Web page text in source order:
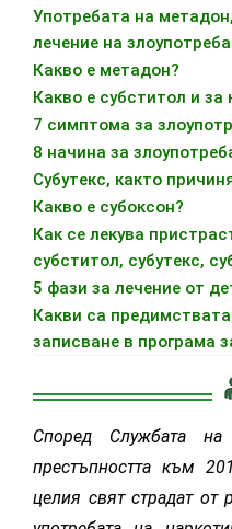
Употребата на
лечение на
Какво е метадон?
Какво е субститол и за
7 симптома за
8 начина за
Субутекс, както
Какво е субоксон?
Как се лекува
субститол, субутекс,
5 фази за лечение от
Какви са
записване в програма
Според Службата
престъпността към
целия свят страдат от